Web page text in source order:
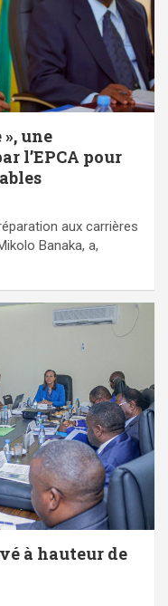
une
l’EPCA pour
aux carrières
Banaka, a,
à hauteur de